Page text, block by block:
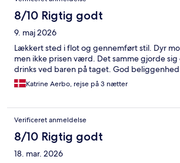
8/10 Rigtig godt
9. maj 2026
Lækkert sted i flot og gennemført stil. Dyr
men ikke prisen værd. Det samme gjorde
drinks ved baren på taget. God
Katrine Aerbo, rejse på 3 nætter
Verificeret anmeldelse
8/10 Rigtig godt
18. mar. 2026